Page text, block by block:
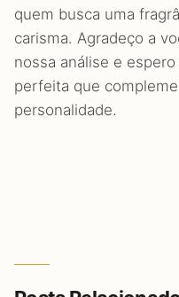
quem busca uma
carisma. Agradeço a
nossa análise e
perfeita que
personalidade.